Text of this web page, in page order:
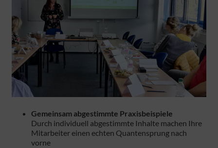
Gemeinsam abgestimmte Praxisbeispiele
Durch individuell abgestimmte Inhalte machen Ihre
Mitarbeiter einen echten Quantensprung nach
vorne